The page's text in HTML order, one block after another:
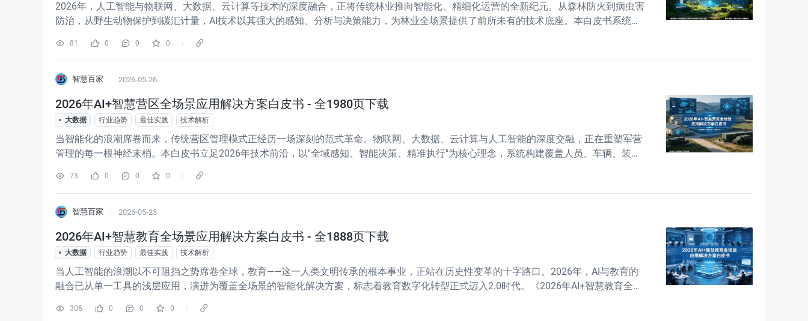
2026年，人工智能与物联网、大数据、云计算等技术的深度融合，正将传统林业推向智能化、精细化运营的全新纪元。从森林防火到病虫害
防治，从野生动物保护到碳汇计量，AI技术以其强大的感知、分析与决策能力，为林业全场景提供了前所未有的技术底座。本白皮书系统阐
效保护与可持续利用。AI
81 0 0 0
智慧百家 2026-05-26
2026年AI+智慧营区全场景应用解决方案白皮书 - 全1980页下载
大数据 行业趋势 最佳实践 技术解析
当智能化的浪潮席卷而来，传统营区管理模式正经历一场深刻的范式革命。物联网、大数据、云计算与人工智能的深度交融，正在重塑军营
管理的每一根神经末梢。本白皮书立足2026年技术前沿，以"全域感知、智能决策、精准执行"为核心理念，系统构建覆盖人员、车辆、装
而是一套自下而上、层层递进、有
73 0 0 0
智慧百家 2026-05-25
2026年AI+智慧教育全场景应用解决方案白皮书 - 全1888页下载
大数据 行业趋势 最佳实践 技术解析
当人工智能的浪潮以不可阻挡之势席卷全球，教育——这一人类文明传承的根本事业，正站在历史性变革的十字路口。2026年，AI与教育的
融合已从单一工具的浅层应用，演进为覆盖全场景的智能化解决方案，标志着教育数字化转型正式迈入2.0时代。《2026年AI+智慧教育全场
教育行业提供
306 0 0 0